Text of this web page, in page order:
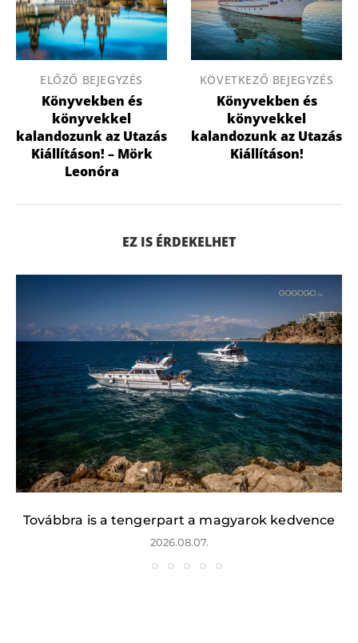
ELŐZŐ BEJEGYZÉS
Könyvekben és
könyvekkel
kalandozunk az Utazás
Kiállításon! – Mörk
Leonóra
KÖVETKEZŐ BEJEGYZÉS
Könyvekben és
könyvekkel
kalandozunk az Utazás
Kiállításon!
EZ IS ÉRDEKELHET
Továbbra is a tengerpart a magyarok kedvence
2026.08.07.